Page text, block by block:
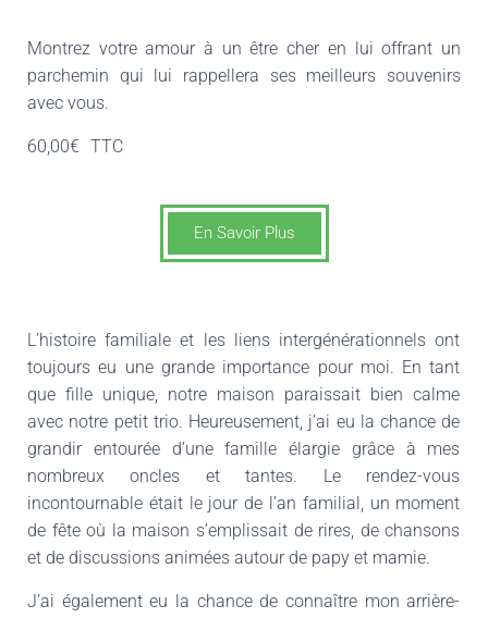
Montrez votre amour à un être cher en lui offrant un
parchemin qui lui rappellera ses meilleurs souvenirs
avec vous.
60,00€ TTC
En Savoir Plus
L’histoire familiale et les liens intergénérationnels ont
toujours eu une grande importance pour moi. En tant
que fille unique, notre maison paraissait bien calme
avec notre petit trio. Heureusement, j’ai eu la chance de
grandir entourée d’une famille élargie grâce à mes
nombreux oncles et tantes. Le rendez-vous
incontournable était le jour de l’an familial, un moment
de fête où la maison s’emplissait de rires, de chansons
et de discussions animées autour de papy et mamie.
J’ai également eu la chance de connaître mon arrière-